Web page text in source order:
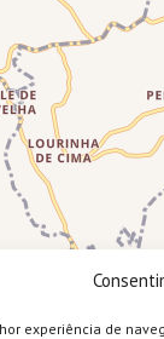
experiência de